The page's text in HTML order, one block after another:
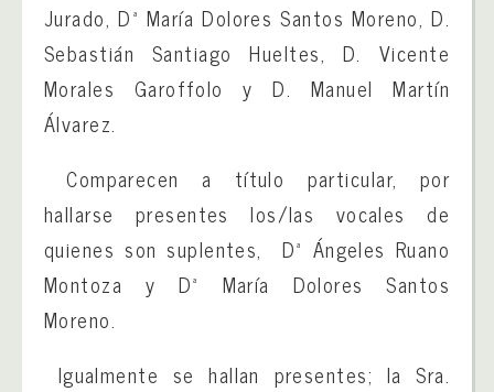
Jurado, Dª María Dolores Santos Moreno, D.
Sebastián Santiago Hueltes, D. Vicente
Morales Garoffolo y D. Manuel Martín
Álvarez.
Comparecen a título particular, por
hallarse presentes los/las vocales de
quienes son suplentes, Dª Ángeles Ruano
Montoza y Dª María Dolores Santos
Moreno.
Igualmente se hallan presentes; la Sra.